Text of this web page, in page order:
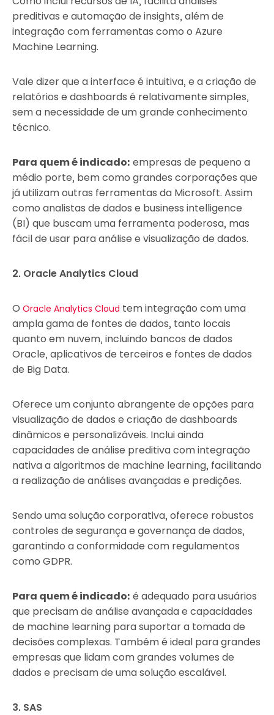
preditivas e automação de insights, além de
integração com ferramentas como o Azure
Machine Learning.
Vale dizer que a interface é intuitiva, e a criação de
relatórios e dashboards é relativamente simples,
sem a necessidade de um grande conhecimento
técnico.
Para quem é indicado: empresas de pequeno a
médio porte, bem como grandes corporações que
já utilizam outras ferramentas da Microsoft. Assim
como analistas de dados e business intelligence
(BI) que buscam uma ferramenta poderosa, mas
fácil de usar para análise e visualização de dados.
2. Oracle Analytics Cloud
O Oracle Analytics Cloud tem integração com uma
ampla gama de fontes de dados, tanto locais
quanto em nuvem, incluindo bancos de dados
Oracle, aplicativos de terceiros e fontes de dados
de Big Data.
Oferece um conjunto abrangente de opções para
visualização de dados e criação de dashboards
dinâmicos e personalizáveis. Inclui ainda
capacidades de análise preditiva com integração
nativa a algoritmos de machine learning, facilitando
a realização de análises avançadas e predições.
Sendo uma solução corporativa, oferece robustos
controles de segurança e governança de dados,
garantindo a conformidade com regulamentos
como GDPR.
Para quem é indicado: é adequado para usuários
que precisam de análise avançada e capacidades
de machine learning para suportar a tomada de
decisões complexas. Também é ideal para grandes
empresas que lidam com grandes volumes de
dados e precisam de uma solução escalável.
3. SAS